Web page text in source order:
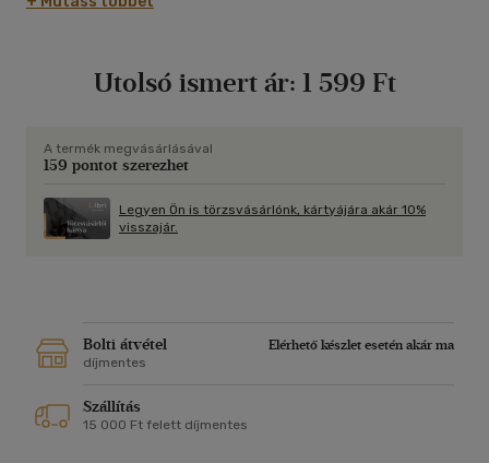
Utolsó ismert ár: 1 599 Ft
A termék megvásárlásával
159 pontot szerezhet
Legyen Ön is törzsvásárlónk, kártyájára akár 10%
visszajár.
Bolti átvétel
Elérhető készlet esetén akár ma
díjmentes
Szállítás
15 000 Ft felett díjmentes